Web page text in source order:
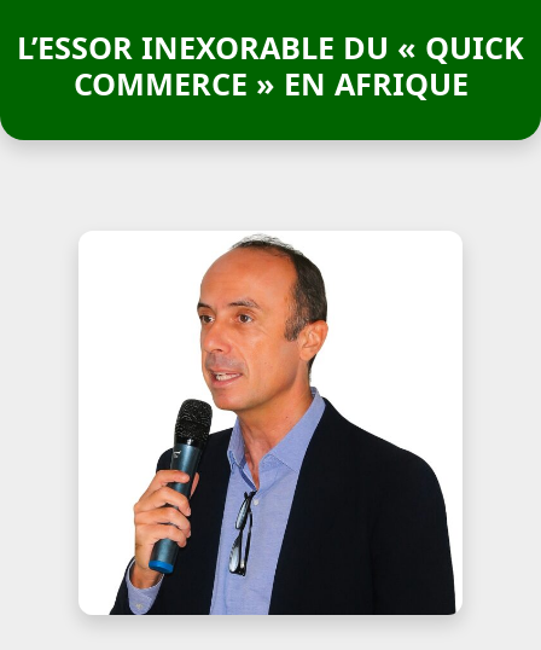
L’ESSOR INEXORABLE DU « QUICK
COMMERCE » EN AFRIQUE